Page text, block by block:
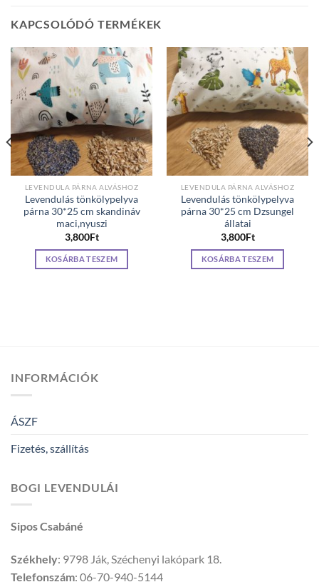
KAPCSOLÓDÓ TERMÉKEK
LEVENDULA PÁRNA ALVÁSHOZ
Levendulás tönkölypelyva
párna 30*25 cm skandináv
maci,nyuszi
3,800Ft
KOSÁRBA TESZEM
LEVENDULA PÁRNA ALVÁSHOZ
Levendulás tönkölypelyva
párna 30*25 cm Dzsungel
állatai
3,800Ft
KOSÁRBA TESZEM
INFORMÁCIÓK
ÁSZF
Fizetés, szállítás
BOGI LEVENDULÁI
Sipos Csabáné
Székhely: 9798 Ják, Széchenyi lakópark 18.
Telefonszám: 06-70-940-5144